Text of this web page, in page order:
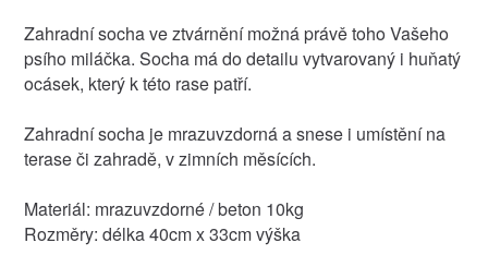
Zahradní socha ve ztvárnění možná právě toho Vašeho
psího miláčka. Socha má do detailu vytvarovaný i huňatý
ocásek, který k této rase patří.
Zahradní socha je mrazuvzdorná a snese i umístění na
terase či zahradě, v zimních měsících.
Materiál: mrazuvzdorné / beton 10kg
Rozměry: délka 40cm x 33cm výška